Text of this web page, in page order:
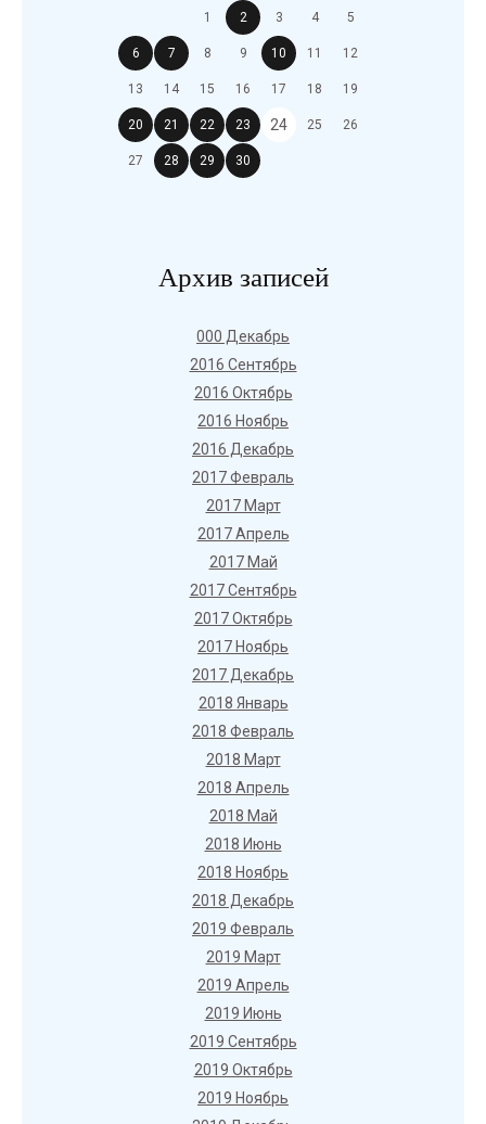
1 2 3 4 5
6 7 8 9 10 11 12
13 14 15 16 17 18 19
20 21 22 23 24 25 26
27 28 29 30
Архив записей
000 Декабрь
2016 Сентябрь
2016 Октябрь
2016 Ноябрь
2016 Декабрь
2017 Февраль
2017 Март
2017 Апрель
2017 Май
2017 Сентябрь
2017 Октябрь
2017 Ноябрь
2017 Декабрь
2018 Январь
2018 Февраль
2018 Март
2018 Апрель
2018 Май
2018 Июнь
2018 Ноябрь
2018 Декабрь
2019 Февраль
2019 Март
2019 Апрель
2019 Июнь
2019 Сентябрь
2019 Октябрь
2019 Ноябрь